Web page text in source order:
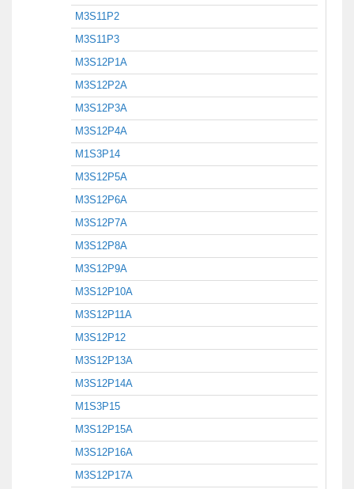
M3S11P2
M3S11P3
M3S12P1A
M3S12P2A
M3S12P3A
M3S12P4A
M1S3P14
M3S12P5A
M3S12P6A
M3S12P7A
M3S12P8A
M3S12P9A
M3S12P10A
M3S12P11A
M3S12P12
M3S12P13A
M3S12P14A
M1S3P15
M3S12P15A
M3S12P16A
M3S12P17A